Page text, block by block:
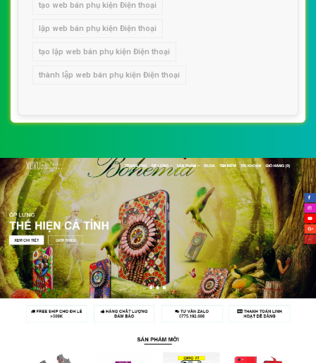
tạo web bán phụ kiện Điện thoại
lập web bán phụ kiện Điện thoại
tạo lập web bán phụ kiện Điện thoại
thành lập web bán phụ kiện Điện thoại